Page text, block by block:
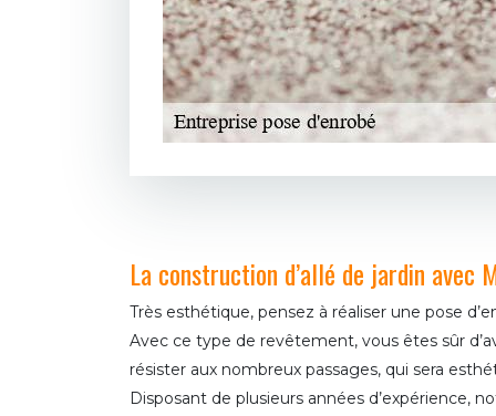
La construction d’allé de jardin avec
Très esthétique, pensez à réaliser une pose
Avec ce type de revêtement, vous êtes sûr
résister aux nombreux passages, qui sera
Disposant de plusieurs années d’expérience,